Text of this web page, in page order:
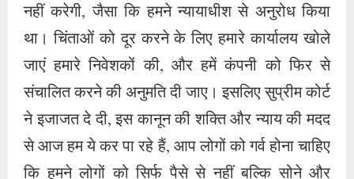
नहीं करेगी, जैसा कि हमने न्यायाधीश से अनुरोध किया
था। चिंताओं को दूर करने के लिए हमारे कार्यालय खोले
जाएं हमारे निवेशकों की, और हमें कंपनी को फिर से
संचालित करने की अनुमति दी जाए। इसलिए सुप्रीम कोर्ट
ने इजाजत दे दी, इस कानून की शक्ति और न्याय की मदद
से आज हम ये कर पा रहे हैं, आप लोगों को गर्व होना चाहिए
कि हमने लोगों को सिर्फ पैसे से नहीं बल्कि सोने और